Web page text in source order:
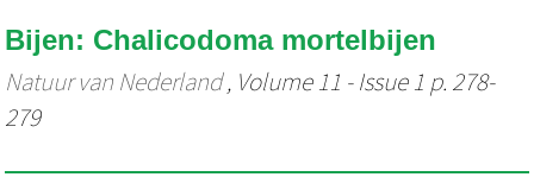
Bijen: Chalicodoma mortelbijen
Natuur van Nederland, Volume 11 - Issue 1 p. 278-
279